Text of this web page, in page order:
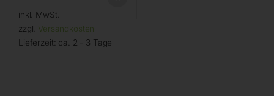
inkl. MwSt.
zzgl. Versandkosten
Lieferzeit: ca. 2 - 3 Tage